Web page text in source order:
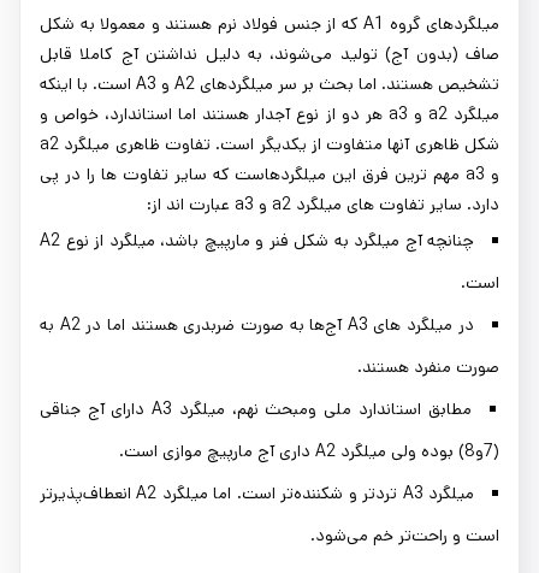
میلگردهای گروه A1 كه از جنس فولاد نرم هستند و معمولا به شكل
صاف (بدون آج) تولید می‌شوند، به دلیل نداشتن آج كاملا قابل
تشخیص هستند. اما بحث بر سر میلگردهای A2 و A3 است. با اینکه
میلگرد a2 و a3 هر دو از نوع آجدار هستند اما استاندارد، خواص و
شکل ظاهری آنها متفاوت از یکدیگر است. تفاوت ظاهری میلگرد a2
و a3 مهم ترین فرق این میلگردهاست که سایر تفاوت ها را در پی
دارد. سایر تفاوت های میلگرد a2 و a3 عبارت اند از:
چنانچه آج میلگرد به شكل فنر و مارپیچ باشد، میلگرد از نوع A2
است.
در میلگرد های A3 آج‌ها به صورت ضربدری هستند اما در A2 به
صورت منفرد هستند.
مطابق استاندارد ملی ومبحث نهم، میلگرد A3 دارای آج جناقی
(7و8) بوده ولی میلگرد A2 داری آج مارپیچ موازی است.
میلگرد A3 تردتر و شکننده‌تر است. اما میلگرد A2 انعطاف‌پذیرتر
است و راحت‌تر خم می‌شود.